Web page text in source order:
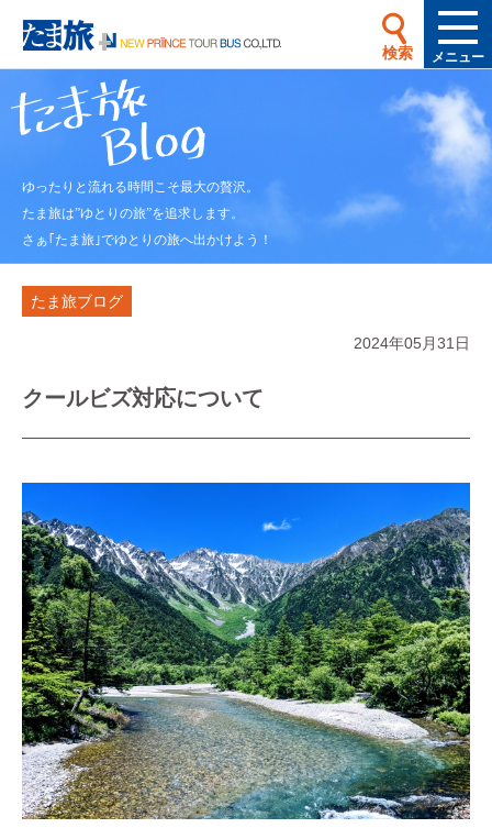
検索 メニュー
ゆったりと流れる時間こそ最大の贅沢。
たま旅は”ゆとりの旅”を追求します。
さぁ｢たま旅｣でゆとりの旅へ出かけよう！
たま旅ブログ
2024年05月31日
クールビズ対応について